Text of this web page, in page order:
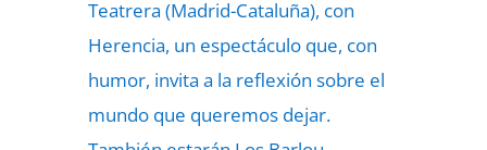
Teatrera (Madrid-Cataluña), con
Herencia, un espectáculo que, con
humor, invita a la reflexión sobre el
mundo que queremos dejar.